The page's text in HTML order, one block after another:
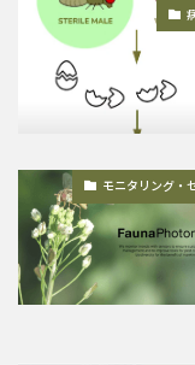
モニタリング・